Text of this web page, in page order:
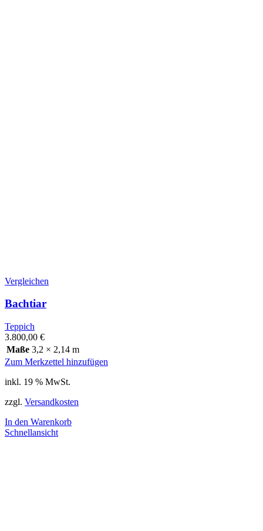
Vergleichen
Bachtiar
Teppich
3.800,00 €
Maße 3,2 × 2,14 m
Zum Merkzettel hinzufügen
inkl. 19 % MwSt.
zzgl. Versandkosten
In den Warenkorb
Schnellansicht